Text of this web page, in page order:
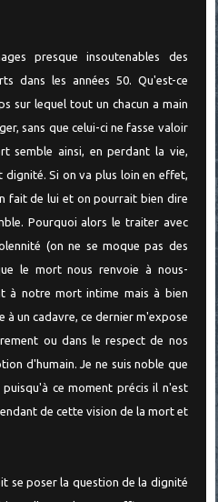
presque insoutenables des
dans les années 50. Qu'est-ce
sur lequel tout un chacun a main
sans que celui-ci ne fasse valoir
semble ainsi, en perdant la vie,
Si on va plus loin en effet,
fait de lui et on pourrait bien dire
Pourquoi alors le traiter avec
(on ne se moque pas des
le mort nous renvoie à nous-
à notre mort intime mais à bien
à un cadavre, ce dernier m'expose
ou dans le respect de nos
d'humain. Je ne suis noble que
ce moment précis il n'est
de cette vision de la mort et
se poser la question de la dignité